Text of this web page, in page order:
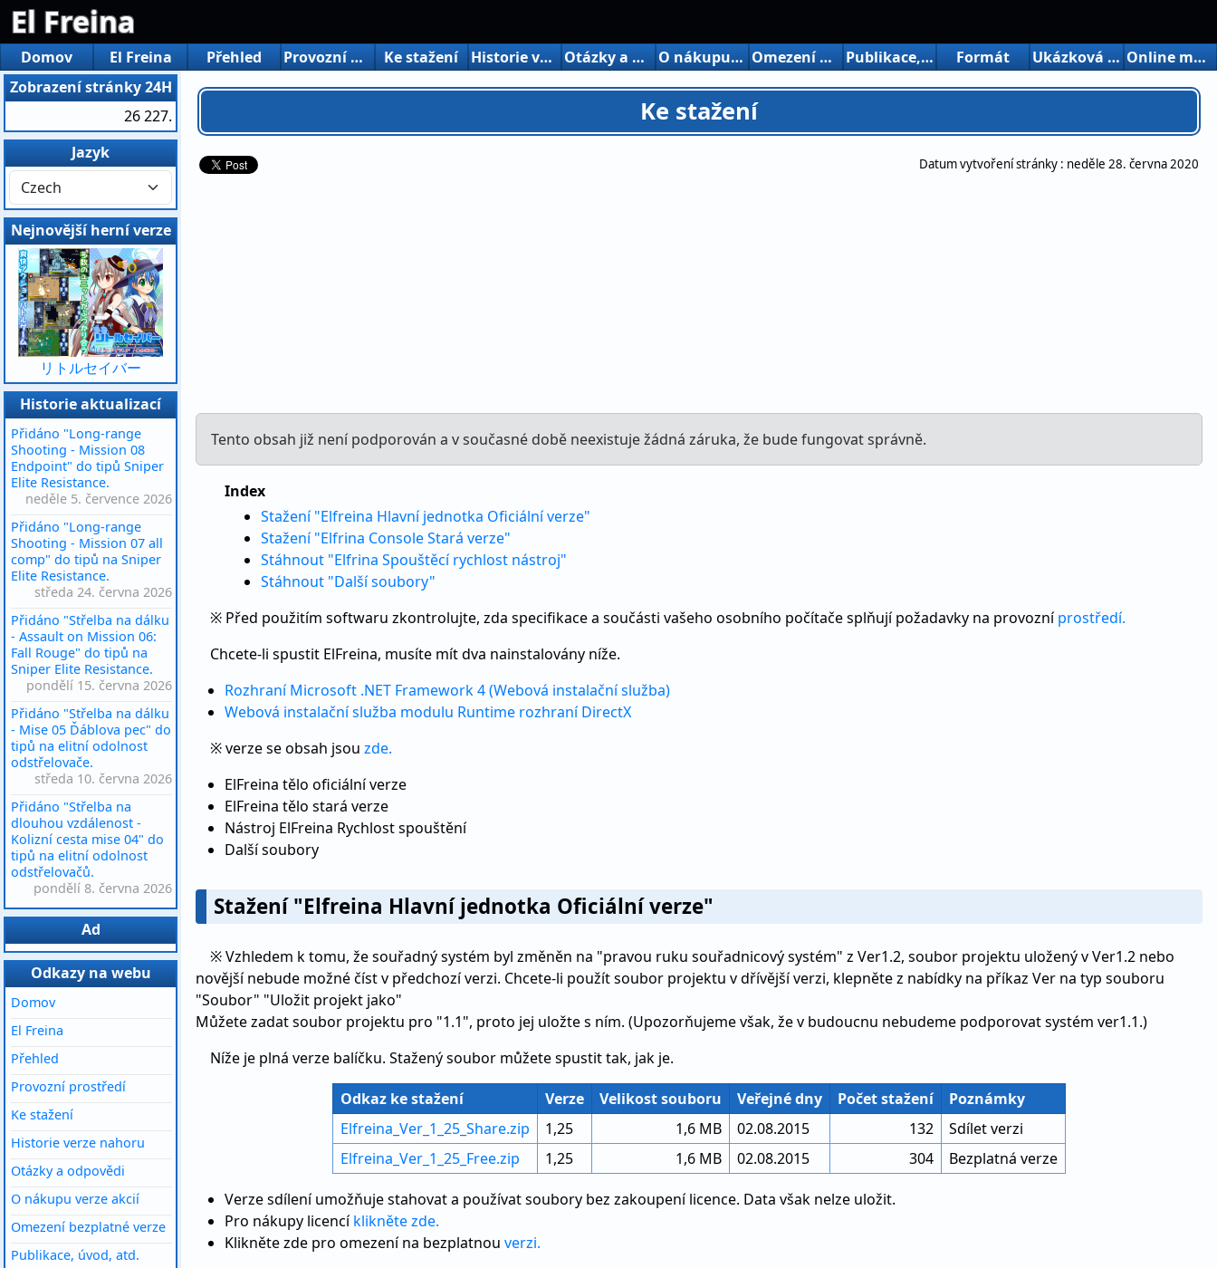
El Freina
Domov El Freina Přehled Provozní prostředí Ke stažení Historie verze nahoru Otázky a odpovědi O nákupu verze akcií Omezení bezplatné verze Publikace, úvod, atd. Formát Ukázková data Online manuály
Ke stažení
Datum vytvoření stránky : neděle 28. června 2020
Tento obsah již není podporován a v současné době neexistuje žádná záruka, že bude fungovat správně.
Index
Stažení "Elfreina Hlavní jednotka Oficiální verze"
Stažení "Elfrina Console Stará verze"
Stáhnout "Elfrina Spouštěcí rychlost nástroj"
Stáhnout "Další soubory"
※ Před použitím softwaru zkontrolujte, zda specifikace a součásti vašeho osobního počítače splňují požadavky na provozníprostředí.
Chcete-li spustit ElFreina, musíte mít dva nainstalovány níže.
Rozhraní Microsoft .NET Framework 4 (Webová instalační služba)
Webová instalační služba modulu Runtime rozhraní DirectX
※ verze se obsah jsou zde.
ElFreina tělo oficiální verze
ElFreina tělo stará verze
Nástroj ElFreina Rychlost spouštění
Další soubory
Stažení "Elfreina Hlavní jednotka Oficiální verze"
※ Vzhledem k tomu, že souřadný systém byl změněn na "pravou ruku souřadnicový systém" z Ver1.2, soubor projektu uložený v Ver1.2 nebo
novější nebude možné číst v předchozí verzi. Chcete-li použít soubor projektu v dřívější verzi, klepněte z nabídky na příkaz Ver na typ souboru
"Soubor" "Uložit projekt jako"
Můžete zadat soubor projektu pro "1.1", proto jej uložte s ním. (Upozorňujeme však, že v budoucnu nebudeme podporovat systém ver1.1.)
Níže je plná verze balíčku. Stažený soubor můžete spustit tak, jak je.
Odkaz ke stažení Verze Velikost souboru Veřejné dny Počet stažení
Poznámky
Elfreina_Ver_1_25_Share.zip
1,25 1,6 MB 02.08.2015 132
Sdílet verzi
Elfreina_Ver_1_25_Free.zip
1,25 1,6 MB 02.08.2015 304 Bezplatná verze
Verze sdílení umožňuje stahovat a používat soubory bez zakoupení licence. Data však nelze uložit.
Pro nákupy licencíklikněte zde.
Klikněte zde pro omezení na bezplatnou verzi.
Zobrazení stránky 24H
26 227.
Jazyk
Nejnovější herní verze
リトルセイバー
Historie aktualizací
Přidáno "Long-range
Shooting - Mission 08
Endpoint" do tipů Sniper
Elite Resistance.
neděle 5. července 2026
Přidáno "Long-range
Shooting - Mission 07 all
comp" do tipů na Sniper
Elite Resistance.
středa 24. června 2026
Přidáno "Střelba na dálku
- Assault on Mission 06:
Fall Rouge" do tipů na
Sniper Elite Resistance.
pondělí 15. června 2026
Přidáno "Střelba na dálku
- Mise 05 Ďáblova pec" do
tipů na elitní odolnost
odstřelovače.
středa 10. června 2026
Přidáno "Střelba na
dlouhou vzdálenost -
Kolizní cesta mise 04" do
tipů na elitní odolnost
odstřelovačů.
pondělí 8. června 2026
Ad
Odkazy na webu
Domov
El Freina
Přehled
Provozní prostředí
Ke stažení
Historie verze nahoru
Otázky a odpovědi
O nákupu verze akcií
Omezení bezplatné verze
Publikace, úvod, atd.